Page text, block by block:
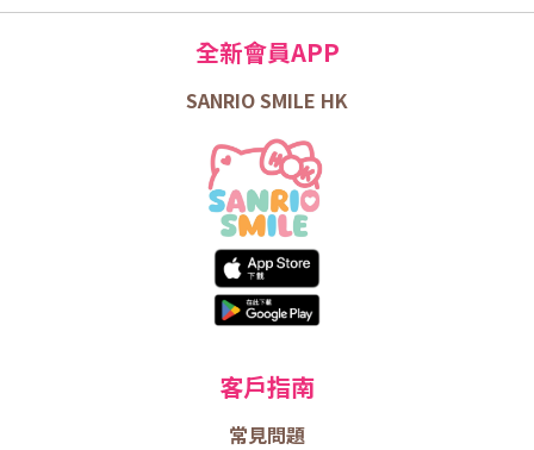
全新會員APP
SANRIO SMILE HK
客戶指南
常見問題